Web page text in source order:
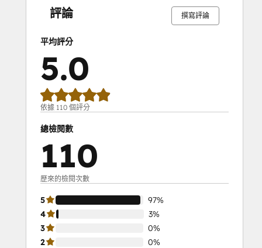
評論 撰寫評論
平均評分
5.0
依據 110 個評分
總檢閱數
110
歷來的檢閱次數
5
97%
4
成
3%
3
成
0%
2
成
0%
成
成
成
成
成
成